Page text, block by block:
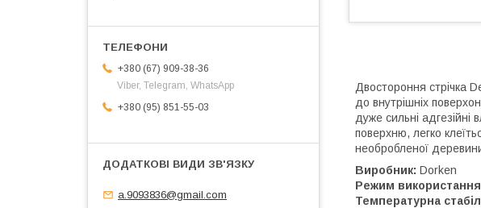
Двостороння стрічка
до внутрішніх
дуже сильні
поверхню, легко
необробленої
Виробник: Dorken
Режим
Температурна
+380 (67) 909-38-36
Viber, Telegram, WhatsApp
+380 (95) 851-55-03
a.9093836@gmail.com